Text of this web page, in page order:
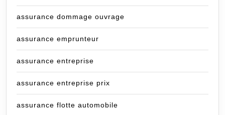
assurance dommage ouvrage
assurance emprunteur
assurance entreprise
assurance entreprise prix
assurance flotte automobile